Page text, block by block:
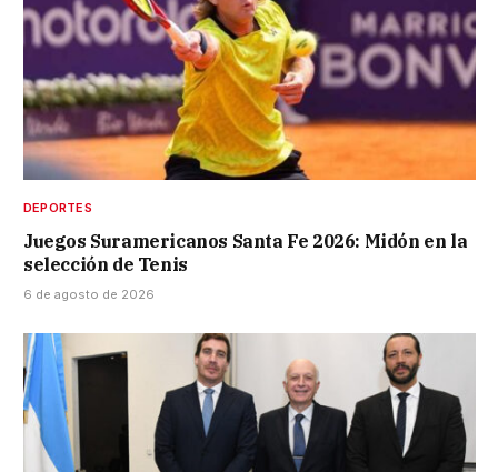
DEPORTES
Juegos Suramericanos Santa Fe 2026: Midón en la
selección de Tenis
6 de agosto de 2026